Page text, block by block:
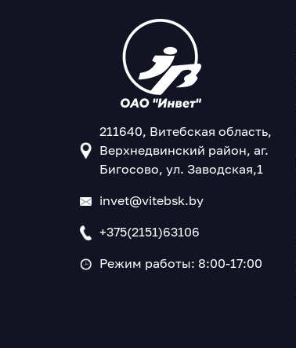
211640, Витебская область,
Верхнедвинский район, аг.
Бигосово, ул. Заводская,1
invet@vitebsk.by
+375(2151)63106
Режим работы: 8:00-17:00